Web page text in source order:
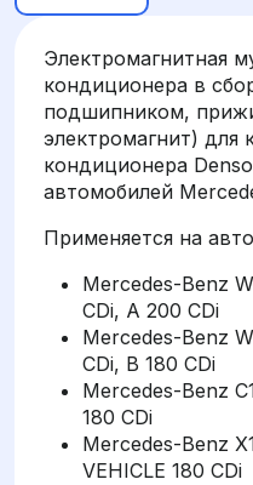
Электромагнитная
кондиционера в
подшипником,
электромагнит) для
кондиционера
автомобилей
Применяется на
Mercedes-Benz
CDi, A 200 CDi
Mercedes-Benz
CDi, B 180 CDi
Mercedes-Benz
180 CDi
Mercedes-Benz
VEHICLE 180 CDi